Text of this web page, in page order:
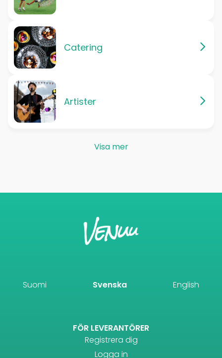
Catering
Artister
Visa mer
Suomi Svenska English
FÖR LEVERANTÖRER
Registrera dig
Logga in